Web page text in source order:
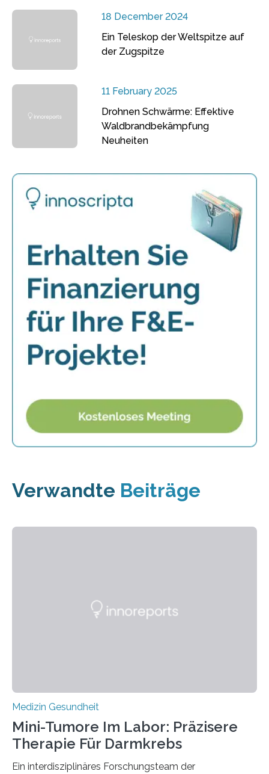
18 December 2024
Ein Teleskop der Weltspitze auf
der Zugspitze
11 February 2025
Drohnen Schwärme: Effektive
Waldbrandbekämpfung
Neuheiten
Verwandte Beiträge
Medizin Gesundheit
Mini-Tumore Im Labor: Präzisere
Therapie Für Darmkrebs
Ein interdisziplinäres Forschungsteam der